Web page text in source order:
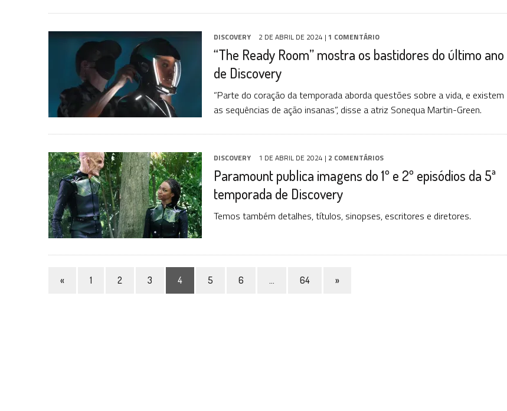
DISCOVERY 2 DE ABRIL DE 2024 | 1 COMENTÁRIO
“The Ready Room” mostra os bastidores do último ano
de Discovery
“Parte do coração da temporada aborda questões sobre a vida, e existem
as sequências de ação insanas”, disse a atriz Sonequa Martin-Green.
DISCOVERY 1 DE ABRIL DE 2024 | 2 COMENTÁRIOS
Paramount publica imagens do 1º e 2º episódios da 5ª
temporada de Discovery
Temos também detalhes, títulos, sinopses, escritores e diretores.
« 1 2 3 4 5 6 … 64 »